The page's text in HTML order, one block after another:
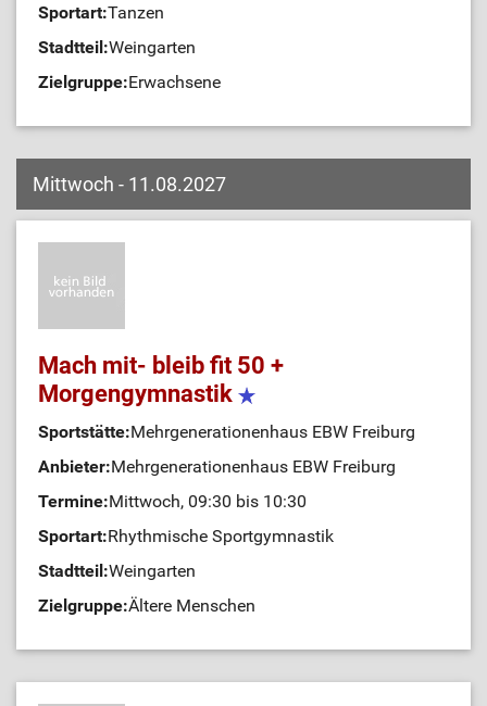
Sportart:Tanzen
Stadtteil:Weingarten
Zielgruppe:Erwachsene
Mittwoch - 11.08.2027
Mach mit- bleib fit 50 +
Morgengymnastik
Sportstätte:Mehrgenerationenhaus EBW Freiburg
Anbieter:Mehrgenerationenhaus EBW Freiburg
Termine:Mittwoch, 09:30 bis 10:30
Sportart:Rhythmische Sportgymnastik
Stadtteil:Weingarten
Zielgruppe:Ältere Menschen